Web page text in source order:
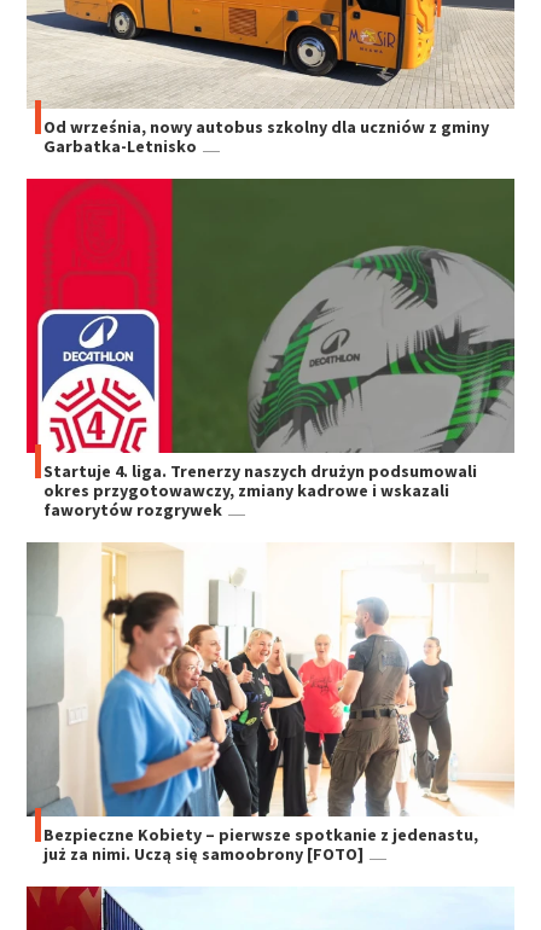
Od września, nowy autobus szkolny dla uczniów z gminy
Garbatka-Letnisko
Startuje 4. liga. Trenerzy naszych drużyn podsumowali
okres przygotowawczy, zmiany kadrowe i wskazali
faworytów rozgrywek
Bezpieczne Kobiety – pierwsze spotkanie z jedenastu,
już za nimi. Uczą się samoobrony [FOTO]